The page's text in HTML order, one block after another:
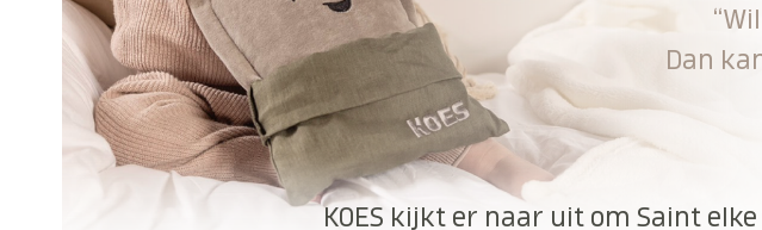
Dan
KOES kijkt er naar uit om Saint